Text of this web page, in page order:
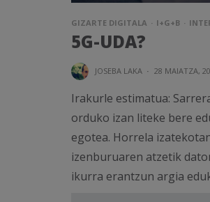
GIZARTE DIGITALA I+G+B
5G-UDA?
JOSEBA LAKA · 28 MAIATZA,
Irakurle estimatua:
orduko izan liteke bere
egotea. Horrela
izenburuaren atzetik
ikurra erantzun argia